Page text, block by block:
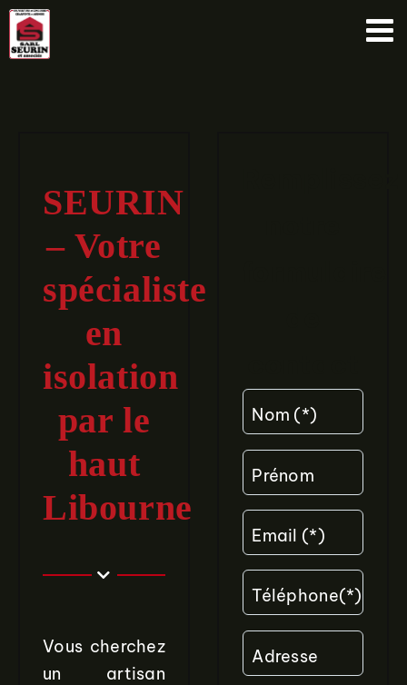
Passer
au
SEURIN
– Votre
spécialiste
en
isolation
par le
haut
Libourne
Vous cherchez
un artisan
Nom (*)
Prénom
Email (*)
Téléphone(*)
Adresse